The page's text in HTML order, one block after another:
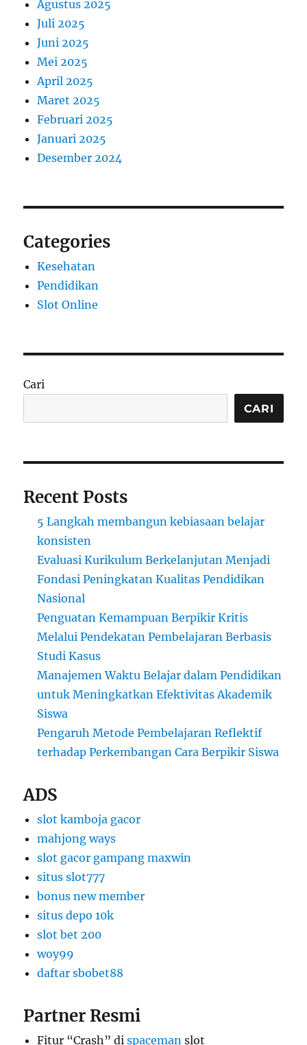
Agustus 2025
Juli 2025
Juni 2025
Mei 2025
April 2025
Maret 2025
Februari 2025
Januari 2025
Desember 2024
Categories
Kesehatan
Pendidikan
Slot Online
Cari
CARI
Recent Posts
5 Langkah membangun kebiasaan belajar
konsisten
Evaluasi Kurikulum Berkelanjutan Menjadi
Fondasi Peningkatan Kualitas Pendidikan
Nasional
Penguatan Kemampuan Berpikir Kritis
Melalui Pendekatan Pembelajaran Berbasis
Studi Kasus
Manajemen Waktu Belajar dalam Pendidikan
untuk Meningkatkan Efektivitas Akademik
Siswa
Pengaruh Metode Pembelajaran Reflektif
terhadap Perkembangan Cara Berpikir Siswa
ADS
slot kamboja gacor
mahjong ways
slot gacor gampang maxwin
situs slot777
bonus new member
situs depo 10k
slot bet 200
woy99
daftar sbobet88
Partner Resmi
Fitur “Crash” dispaceman slot